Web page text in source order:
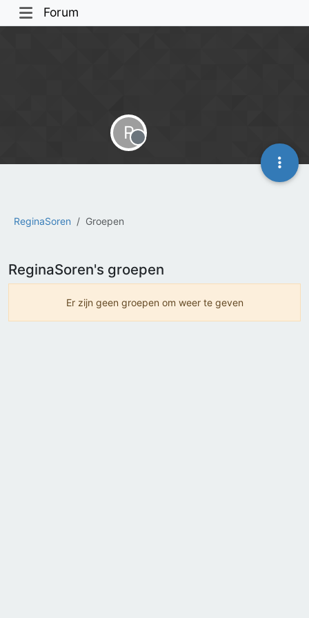
Forum
ReginaSoren Groepen
R
Offline
ReginaSoren's groepen
Er zijn geen groepen om weer te geven